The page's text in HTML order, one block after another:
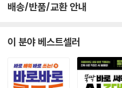
습니다. 특히 일정한 패턴으로 반복되
다. 자동화는 단순히 시간을 절약하는
줄이고, 교사가 학생들과 더 많은 시간
자동화는 교육의 본질에 집중할 수 있
배송/반품/교환 안내
이 분야 베스트셀러